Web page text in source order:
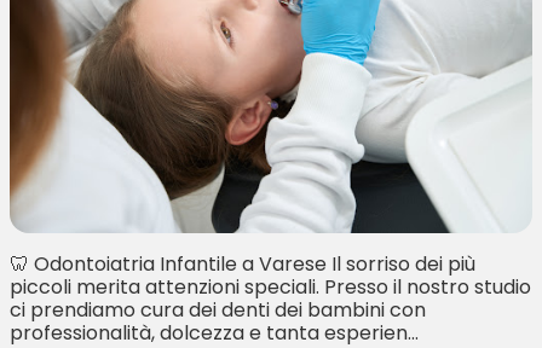
🦷 Odontoiatria Infantile a Varese Il sorriso dei più
piccoli merita attenzioni speciali. Presso il nostro studio
ci prendiamo cura dei denti dei bambini con
professionalità, dolcezza e tanta esperien...